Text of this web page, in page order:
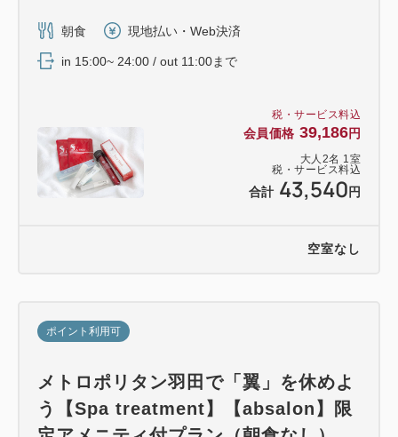
税・サービス料込
会員価格 39,186円
大人 2名 1 室
税・サービス料込
合計 43,540 円
朝食 現地払い・Web決済
in 15:00~ 24:00 / out 11:00まで
空室なし
ポイント利用可
メトロポリタン羽田で「翼」を休めよ
う【Spa treatment】【absalon】限